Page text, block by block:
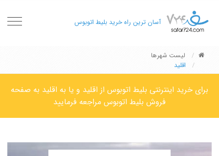
آسان ترین راه خرید بلیط اتوبوس
لیست شهرها
اقلید
برای خرید اینترنتی بلیط اتوبوس از اقلید و یا به اقلید به صفحه
فروش بلیط اتوبوس مراجعه فرمایید